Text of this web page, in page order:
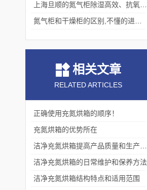
相关文章
RELATED ARTICLES
正确使用充氮烘箱的顺序！
充氮烘箱的优势所在
洁净充氮烘箱的日常维护和保养方法
洁净充氮烘箱结构特点和适用范围